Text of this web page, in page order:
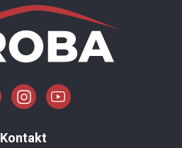
Kontakt